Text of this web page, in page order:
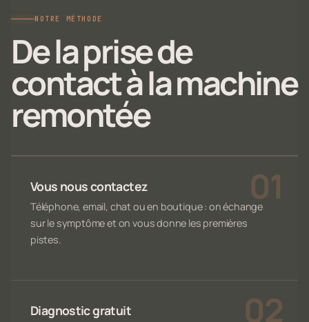
NOTRE MÉTHODE
De la prise de
contact à la machine
remontée
Vous nous contactez
Téléphone, email, chat ou en boutique : on échange
sur le symptôme et on vous donne les premières
pistes.
Diagnostic gratuit